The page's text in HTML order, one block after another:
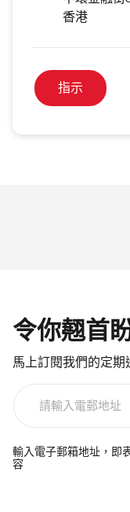
香港
指示
令你翹首
馬上訂閱我們的定
電
郵
輸入電子郵箱地址，即
容